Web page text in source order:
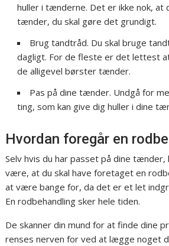
huller i tænderne. Det er ikke nok, at
tænder, du skal gøre det grundigt.
Brug tandtråd. Du skal bruge
dagligt. For de fleste er det lettest
de alligevel børster tænder.
Pas på dine tænder. Undgå for
ting, som kan give dig huller i dine
Hvordan foregår en
Selv hvis du har passet på dine tænder,
være, at du skal have foretaget en
at være bange for, da det er et let
En rodbehandling sker hele tiden.
De skanner din mund for at finde dine
renses nerven for ved at lægge noget